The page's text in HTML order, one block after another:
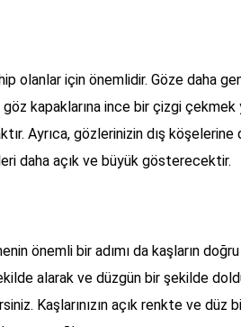
olanlar için önemlidir. Göze daha
kapaklarına ince bir çizgi çekmek
Ayrıca, gözlerinizin dış
daha açık ve büyük gösterecektir.
önemli bir adımı da kaşların
alarak ve düzgün bir şekilde
Kaşlarınızın açık renkte ve düz